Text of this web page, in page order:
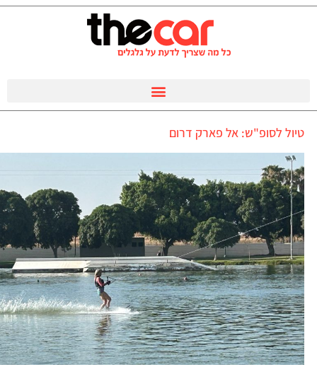
טיול לסופ"ש: אל פארק דרום